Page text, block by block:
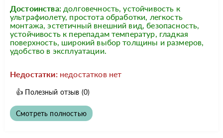
Достоинства: долговечность, устойчивость к
ультрафиолету, простота обработки, легкость
монтажа, эстетичный внешний вид, безопасность,
устойчивость к перепадам температур, гладкая
поверхность, широкий выбор толщины и размеров,
удобство в эксплуатации.
Недостатки: недостатков нет
👍 Полезный отзыв (0)
Смотреть полностью